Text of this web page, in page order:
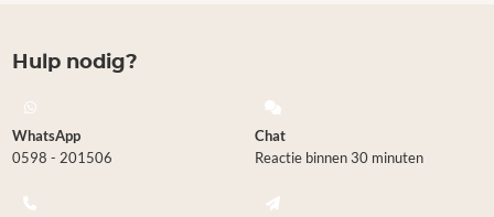
Hulp nodig?
WhatsApp
0598 - 201506
Chat
Reactie binnen 30 minuten